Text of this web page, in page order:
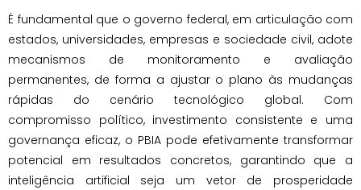
É fundamental que o governo federal, em articulação com
estados, universidades, empresas e sociedade civil, adote
mecanismos de monitoramento e avaliação
permanentes, de forma a ajustar o plano às mudanças
rápidas do cenário tecnológico global. Com
compromisso político, investimento consistente e uma
governança eficaz, o PBIA pode efetivamente transformar
potencial em resultados concretos, garantindo que a
inteligência artificial seja um vetor de prosperidade